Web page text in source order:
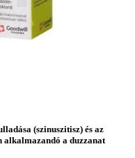
(szinuszitisz) és az
a duzzanat